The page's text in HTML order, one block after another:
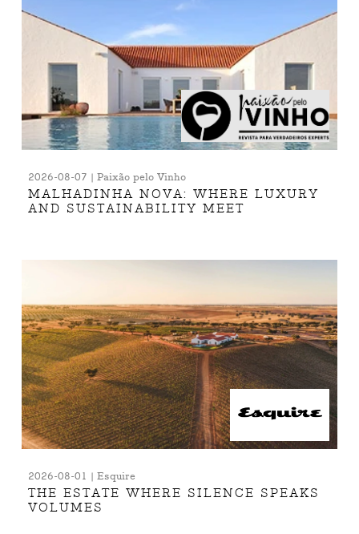
2026-08-07 | Paixão pelo Vinho
MALHADINHA NOVA: WHERE LUXURY
AND SUSTAINABILITY MEET
2026-08-01 | Esquire
THE ESTATE WHERE SILENCE SPEAKS
VOLUMES